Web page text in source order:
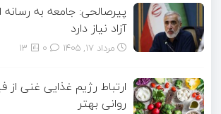
پیرصالحی: جامعه به رسانه
آزاد نیاز دارد
مرداد ۱۷, ۱۴۰۵ 13
ارتباط رژیم غذایی غنی از
روانی بهتر